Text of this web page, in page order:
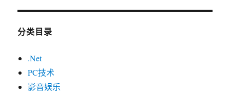
分类目录
.Net
PC技术
影音娱乐